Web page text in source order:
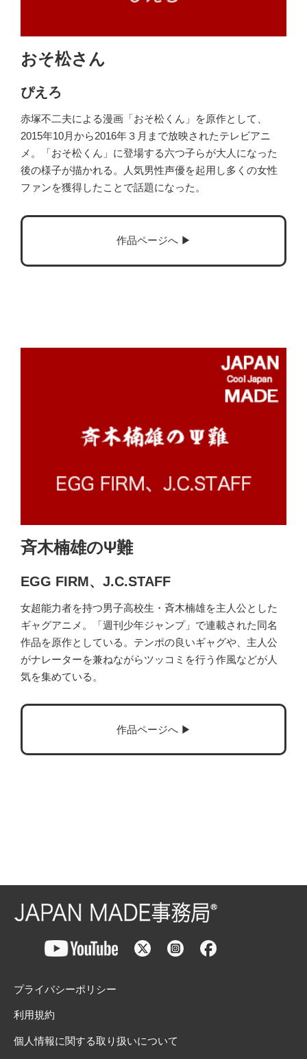
おそ松さん
ぴえろ
赤塚不二夫による漫画「おそ松くん」を原作として、
2015年10月から2016年３月まで放映されたテレビアニ
メ。「おそ松くん」に登場する六つ子らが大人になった
後の様子が描かれる。人気男性声優を起用し多くの女性
ファンを獲得したことで話題になった。
作品ページへ ▶︎
斉木楠雄のΨ難
EGG FIRM、J.C.STAFF
女超能力者を持つ男子高校生・斉木楠雄を主人公とした
ギャグアニメ。「週刊少年ジャンプ」で連載された同名
作品を原作としている。テンポの良いギャグや、主人公
がナレーターを兼ねながらツッコミを行う作風などが人
気を集めている。
作品ページへ ▶︎
プライバシーポリシー
利用規約
個人情報に関する取り扱いについて